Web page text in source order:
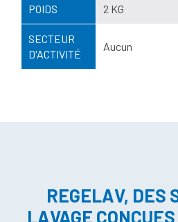
POIDS 2 KG
SECTEUR
D'ACTIVITÉ
Aucun
REGELAV, DES
LAVAGE